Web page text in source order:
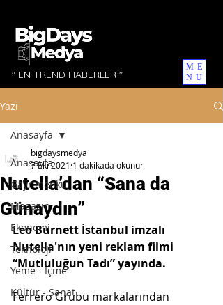
ME
NU
" EN TREND HABERLER "
Yazı
Anasayfa
Gayrimenkul
Magazin
Ekonomi
Teknoloji
Yeme - İçme
Kültür - Sanat
Anasayfa
Nutella’dan “Sana da
Günaydın”
bigdaysmedya
7 Eki 2021 1 dakikada okunur
Leo Burnett İstanbul imzalı
Nutella'nın yeni reklam filmi
“Mutluluğun Tadı” yayında.
Ferrero Grubu markalarından